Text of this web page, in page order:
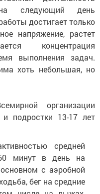
следующий день
достигает только
напряжение, растет
концентрация
выполнения задач.
хоть небольшая, но
организации
подростки 13-17 лет
средней
минут в день на
с аэробной
бег на средние
числе на лыжах,